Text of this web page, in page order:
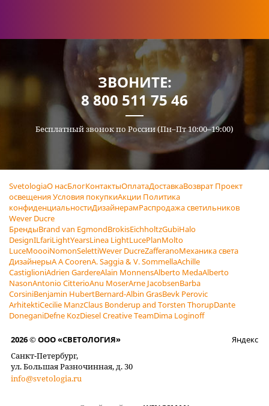
ЗВОНИТЕ:
8 800 511 75 46
Бесплатный звонок по России (Пн–Пт 10:00–19:00)
SvetologiaО насБлогКонтактыОплатаДоставкаВозврат Проект
освещенияУсловия покупкиАкции Политика
конфиденциальностиДизайнерамРаспродажа светильников
Wever Ducre
БрендыBrand van EgmondBrokisEichholtzGubiHalo
DesignILfariLightYearsLinea LightLucePlanMolto
LuceMoooiNomonSelettiWever DucreZafferanoМеханика света
ДизайнерыA A CoorenA. Saggia & V. SommellaAchille
CastiglioniAdrien GardereAlain MonnensAlberto MedaAlberto
NasonAntonio CitterioAnu MoserArne JacobsenBarba
CorsiniBenjamin HubertBernard-Albin GrasBevk Perovic
ArhitektiCecilie ManzClaus Bonderup and Torsten ThorupDante
DoneganiDefne KozDiesel Creative TeamDima Loginoff
2026 © ООО «СВЕТОЛОГИЯ»
Санкт-Петербург,
ул. Большая Разночинная, д. 30
info@svetologia.ru
Яндекс